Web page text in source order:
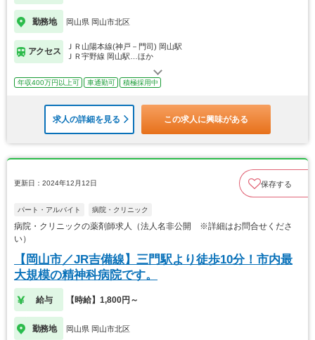
勤務地 岡山県 岡山市北区
アクセス
ＪＲ山陽本線(神戸－門司) 岡山駅
ＪＲ宇野線 岡山駅…ほか
年収400万円以上可 車通勤可 積極採用中
求人の詳細を見る この求人に興味がある
更新日：2024年12月12日 保存する
パート・アルバイト 病院・クリニック
病院・クリニックの薬剤師求人（法人名非公開 ※詳細はお問合せくださ
い）
【岡山市／JR吉備線】三門駅より徒歩10分！市内最
大規模の精神科病院です。
給与 【時給】1,800円～
勤務地 岡山県 岡山市北区